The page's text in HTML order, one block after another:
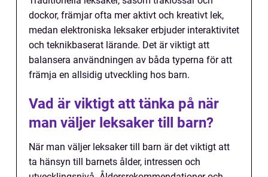
dockor, främjar ofta mer aktivt och kreativt lek,
medan elektroniska leksaker erbjuder interaktivitet
och teknikbaserat lärande. Det är viktigt att
balansera användningen av båda typerna för att
främja en allsidig utveckling hos barn.
Vad är viktigt att tänka på när
man väljer leksaker till barn?
När man väljer leksaker till barn är det viktigt att
ta hänsyn till barnets ålder, intressen och